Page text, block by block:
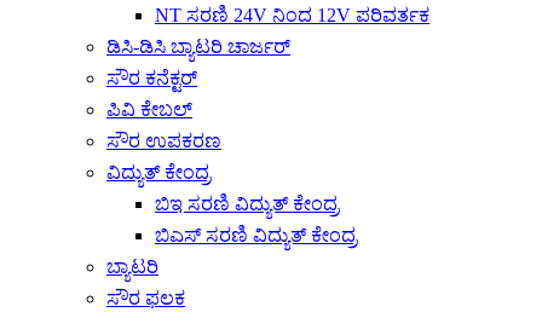
NT ಸರಣಿ 24V ನಿಂದ 12V ಪರಿವರ್ತಕ
ಡಿಸಿ-ಡಿಸಿ ಬ್ಯಾಟರಿ ಚಾರ್ಜರ್
ಸೌರ ಕನೆಕ್ಟರ್
ಪಿವಿ ಕೇಬಲ್
ಸೌರ ಉಪಕರಣ
ವಿದ್ಯುತ್ ಕೇಂದ್ರ
ಬಿಇ ಸರಣಿ ವಿದ್ಯುತ್ ಕೇಂದ್ರ
ಬಿಎಸ್ ಸರಣಿ ವಿದ್ಯುತ್ ಕೇಂದ್ರ
ಬ್ಯಾಟರಿ
ಸೌರ ಫಲಕ